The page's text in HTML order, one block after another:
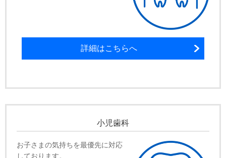
詳細はこちらへ
小児歯科
お子さまの気持ちを最優先に対応
しております。